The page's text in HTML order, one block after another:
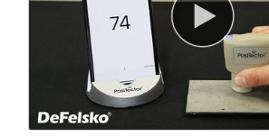
Outil de polissage
Outil de frottement en plastique à bout
comprimer le film de réplique sur la